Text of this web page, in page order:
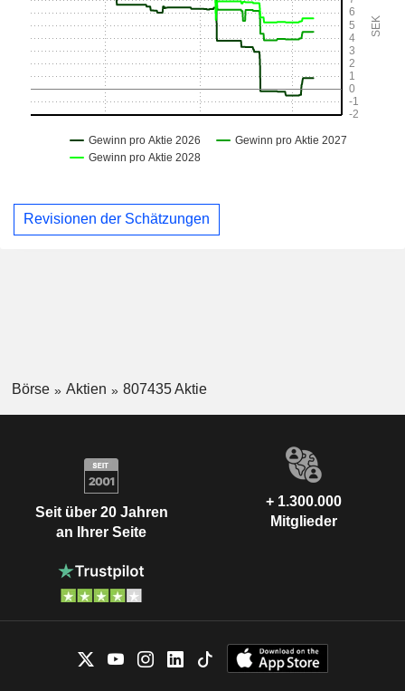
Revisionen der Schätzungen
Börse Aktien 807435 Aktie
Seit über 20 Jahren
an Ihrer Seite
+ 1.300.000
Mitglieder